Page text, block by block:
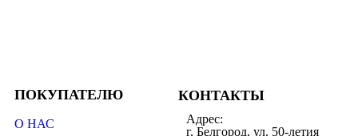
ПОКУПАТЕЛЮ
О НАС
КОНТАКТЫ
Адрес:
г. Белгород, ул. 50-летия